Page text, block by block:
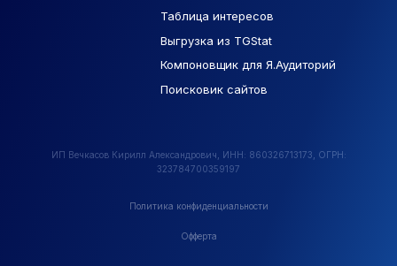
Таблица интересов
Выгрузка из TGStat
Компоновщик для Я.Аудиторий
Поисковик сайтов
ИП Вечкасов Кирилл Александрович, ИНН: 860326713173, ОГРН:
323784700359197
Политика конфиденциальности
Офферта